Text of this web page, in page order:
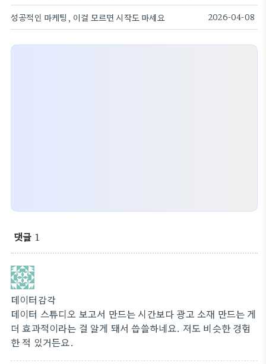
성공적인 마케팅, 이걸 모르면 시작도 마세요 2026-04-08
댓글 1
데이터감각
데이터 스튜디오 보고서 만드는 시간보다 광고 소재 만드는 게
더 효과적이라는 걸 알게 돼서 씁쓸하네요. 저도 비슷한 경험
한 적 있거든요.